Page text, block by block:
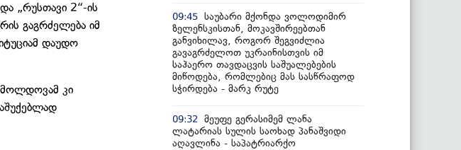
„რუსთავი 2“-ის
გაგრძელება იმ
დაუდო
მოლდოვამ კი
09:45 საუბარი მქონდა ვოლოდიმირ
ზელენსკისთან, მოკავშირეებთან
განვიხილავ, როგორ შეგვიძლია
გავაგრძელოთ უკრაინისთვის იმ
საჰაერო თავდაცვის საშუალებების
მიწოდება, რომლებიც მას სასწრაფოდ
სჭირდება - მარკ რუტე
09:32
მეუფე გერასიმემ ლანა
ლატარიას სულის საოხად პანაშვიდი
აღავლინა - საპატრიარქო